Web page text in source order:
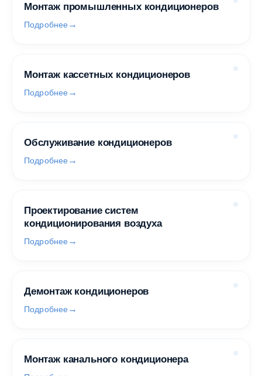
Монтаж промышленных кондиционеров
Подробнее
Монтаж кассетных кондиционеров
Подробнее
Обслуживание кондиционеров
Подробнее
Проектирование систем
кондиционирования воздуха
Подробнее
Демонтаж кондиционеров
Подробнее
Монтаж канального кондиционера